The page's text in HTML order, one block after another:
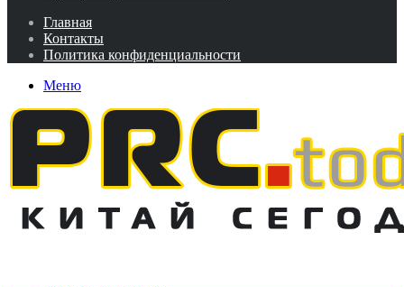
Главная
Контакты
Политика конфиденциальности
Меню